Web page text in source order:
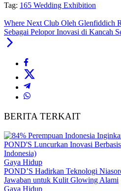
Tag: 165 Wedding Exhibition
Where Next Club Oleh Glenfiddich
Sebagai Pelopor Inovasi di Kancah
BERITA TERKAIT
Gaya Hidup
POND’S Hadirkan Teknologi
Jawaban untuk Kulit Glowing Alami
Gaya Hidup